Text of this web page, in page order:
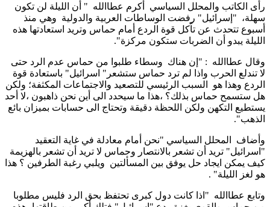
رأى الكاتب والمحلل السياسي أكرم عطاالله " أن الليلة لن تكون
سهلة، "إسرائيل" رفضت الوساطات العربية والدولية وهي منذ
أسبوع تتحدث عن تاّكل قوة الردع أمام حماس وتريد استعادتها هذه
الليلة يبدو أن الضربات ستكون مركزة".
وقال عطاالله : "إن هناك وسطاء طلبوا من حماس عدم الرد حتى
لا تندلع الحرب واذا لم ترد حماس ستشعر" اسرائيل" باستعادة قوة
الردع وهذا هو السبب الرئيسي للتصعيد والاجتماعات المكثفة؛ ولكن
هل ستسمح حماس بذلك؟ ،هذا ما سيحدد الى أين نحن ذاهبون ،لا أحد
يستطيع التكهن ولكن اللحظة دقيقة وتحتاج الى حسابات بميزان بائع
الذهب".
وأضاف المحلل السياسي "نحن أمام معادلة في غاية التعقيد
"اسرائيل" تريد أن تشعر بالانتصار وحماس لا تريد أن تشعر بالهزيمة
كيف يمكن ايجاد حل يوفق بين المسألتين ويلبي رغبة الطرفين ؟ هذا
هو لغز الليلة" .
وتابع عطاالله "اذا كانت دول كبرى تحتفظ بحق الرد فليس مطلوبا